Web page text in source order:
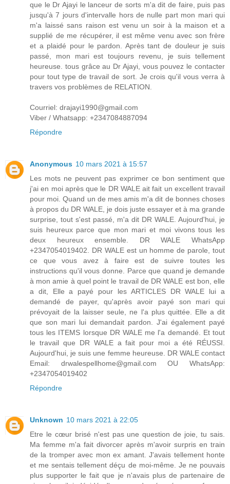
que le Dr Ajayi le lanceur de sorts m'a dit de faire, puis pas
jusqu'à 7 jours d'intervalle hors de nulle part mon mari qui
m'a laissé sans raison est venu un soir à la maison et a
supplié de me récupérer, il est même venu avec son frère
et a plaidé pour le pardon. Après tant de douleur je suis
passé, mon mari est toujours revenu, je suis tellement
heureuse. tous grâce au Dr Ajayi, vous pouvez le contacter
pour tout type de travail de sort. Je crois qu'il vous verra à
travers vos problèmes de RELATION.
Courriel: drajayi1990@gmail.com
Viber / Whatsapp: +2347084887094
Répondre
Anonymous 10 mars 2021 à 15:57
Les mots ne peuvent pas exprimer ce bon sentiment que
j'ai en moi après que le DR WALE ait fait un excellent travail
pour moi. Quand un de mes amis m'a dit de bonnes choses
à propos du DR WALE, je dois juste essayer et à ma grande
surprise, tout s'est passé, m'a dit DR WALE. Aujourd'hui, je
suis heureux parce que mon mari et moi vivons tous les
deux heureux ensemble. DR WALE WhatsApp
+2347054019402. DR WALE est un homme de parole, tout
ce que vous avez à faire est de suivre toutes les
instructions qu'il vous donne. Parce que quand je demande
à mon amie à quel point le travail de DR WALE est bon, elle
a dit, Elle a payé pour les ARTICLES DR WALE lui a
demandé de payer, qu'après avoir payé son mari qui
prévoyait de la laisser seule, ne l'a plus quittée. Elle a dit
que son mari lui demandait pardon. J'ai également payé
tous les ITEMS lorsque DR WALE me l'a demandé. Et tout
le travail que DR WALE a fait pour moi a été RÉUSSI.
Aujourd'hui, je suis une femme heureuse. DR WALE contact
Email: drwalespellhome@gmail.com OU WhatsApp:
+2347054019402
Répondre
Unknown 10 mars 2021 à 22:05
Etre le cœur brisé n'est pas une question de joie, tu sais.
Ma femme m'a fait divorcer après m'avoir surpris en train
de la tromper avec mon ex amant. J'avais tellement honte
et me sentais tellement déçu de moi-même. Je ne pouvais
plus supporter le fait que je n'avais plus de partenaire de